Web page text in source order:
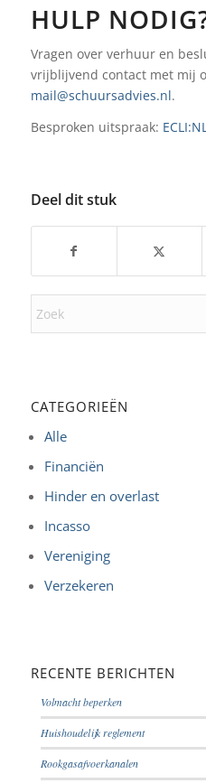
HULP
Vragen over verhuur en
vrijblijvend contact met mij
mail@schuursadvies.nl.
Besproken uitspraak:
Deel dit stuk
CATEGORIEËN
Alle
Financiën
Hinder en overlast
Incasso
Vereniging
Verzekeren
RECENTE BERICHTEN
Volmacht beperken
Huishoudelijk reglement
Rookgasafvoerkanalen